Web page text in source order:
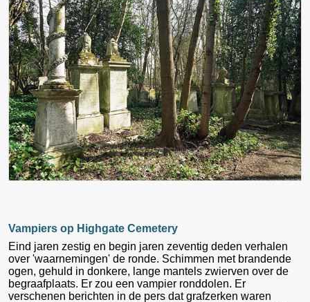
Vampiers op Highgate Cemetery
Eind jaren zestig en begin jaren zeventig deden verhalen
over 'waarnemingen' de ronde. Schimmen met brandende
ogen, gehuld in donkere, lange mantels zwierven over de
begraafplaats. Er zou een vampier ronddolen. Er
verschenen berichten in de pers dat grafzerken waren